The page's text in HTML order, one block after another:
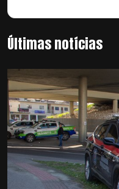
Últimas notícias